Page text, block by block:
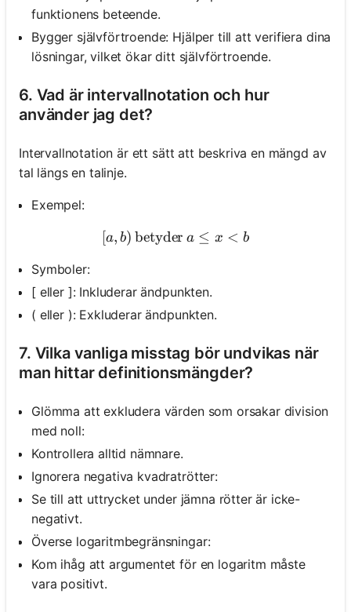
funktionens beteende.
Bygger självförtroende: Hjälper till att verifiera dina
lösningar, vilket ökar ditt självförtroende.
6. Vad är intervallnotation och hur
använder jag det?
Intervallnotation är ett sätt att beskriva en mängd av
tal längs en talinje.
Exempel:
[a, b) \text { betyder } a
[a, b) betydera ≤ x < b
Symboler:
[ eller ]: Inkluderar ändpunkten.
( eller ): Exkluderar ändpunkten.
7. Vilka vanliga misstag bör undvikas när
man hittar definitionsmängder?
Glömma att exkludera värden som orsakar division
med noll:
Kontrollera alltid nämnare.
Ignorera negativa kvadratrötter:
Se till att uttrycket under jämna rötter är icke-
negativt.
Överse logaritmbegränsningar:
Kom ihåg att argumentet för en logaritm måste
vara positivt.